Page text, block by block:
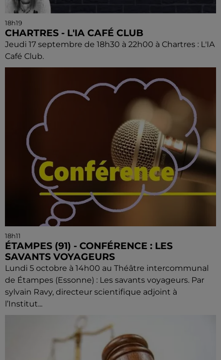
18h19
CHARTRES - L'IA CAFÉ CLUB
Jeudi 17 septembre de 18h30 à 22h00 à Chartres : L'IA
Café Club.
18h11
ÉTAMPES (91) - CONFÉRENCE : LES
SAVANTS VOYAGEURS
Lundi 5 octobre à 14h00 au Théâtre intercommunal
de Étampes (Essonne) : Les savants voyageurs. Par
sylvain Ravy, directeur scientifique adjoint à
l’Institut...